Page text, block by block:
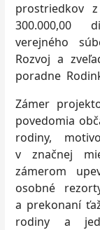
prostriedkov
300.000,00
verejného
Rozvoj a
poradne
Zámer
povedomia
rodiny,
v značnej
zámerom
osobné
a prekonaní
rodiny a